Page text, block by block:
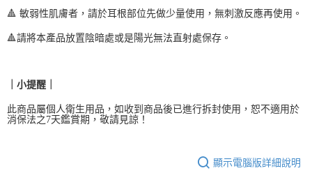
🔺 敏弱性肌膚者，請於耳根部位先做少量使用，無刺激反應再使用。
🔺請將本產品放置陰暗處或是陽光無法直射處保存。
｜小提醒｜
此商品屬個人衛生用品，如收到商品後已進行拆封使用，恕不適用於
消保法之7天鑑賞期，敬請見諒！
顯示電腦版詳細說明